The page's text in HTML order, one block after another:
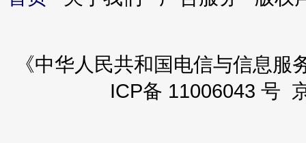
《中华人民共和国电信与信息
ICP备 11006043 号